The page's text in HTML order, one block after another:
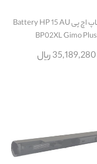
باتری لپتاپ اچ پی Battery HP 15 AU
BP02XL Gimo Plus
35,189,280 ریال